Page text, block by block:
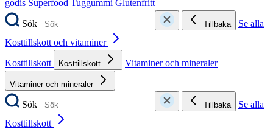
godis Superfood Tuggummi Glutenfritt
Sök
Tillbaka
Se alla
Kosttillskott och vitaminer
Kosttillskott
Kosttillskott Vitaminer och mineraler
Vitaminer och mineraler
Sök Tillbaka
Se alla
Kosttillskott